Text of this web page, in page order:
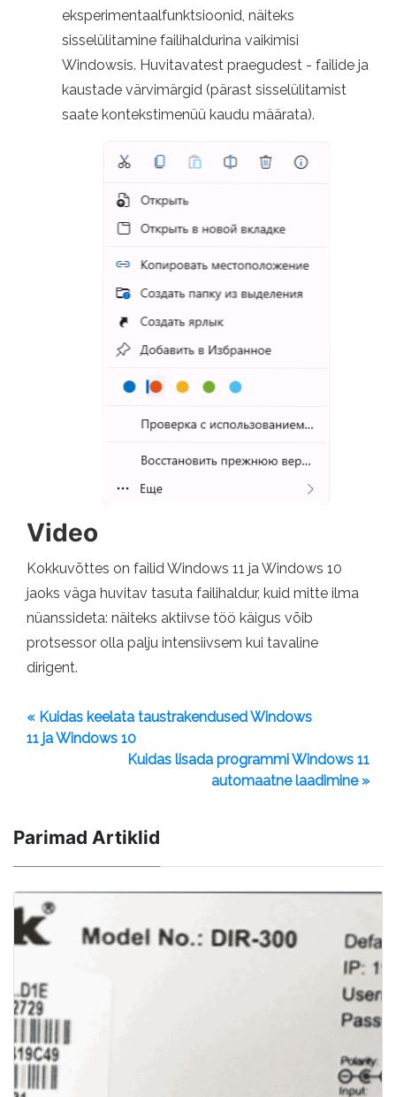
eksperimentaalfunktsioonid, näiteks
sisselülitamine failihaldurina vaikimisi
Windowsis. Huvitavatest praegudest - failide ja
kaustade värvimärgid (pärast sisselülitamist
saate kontekstimenüü kaudu määrata).
Video
Kokkuvõttes on failid Windows 11 ja Windows 10
jaoks väga huvitav tasuta failihaldur, kuid mitte ilma
nüanssideta: näiteks aktiivse töö käigus võib
protsessor olla palju intensiivsem kui tavaline
dirigent.
« Kuidas keelata taustrakendused Windows
11 ja Windows 10
Kuidas lisada programmi Windows 11
automaatne laadimine »
Parimad Artiklid